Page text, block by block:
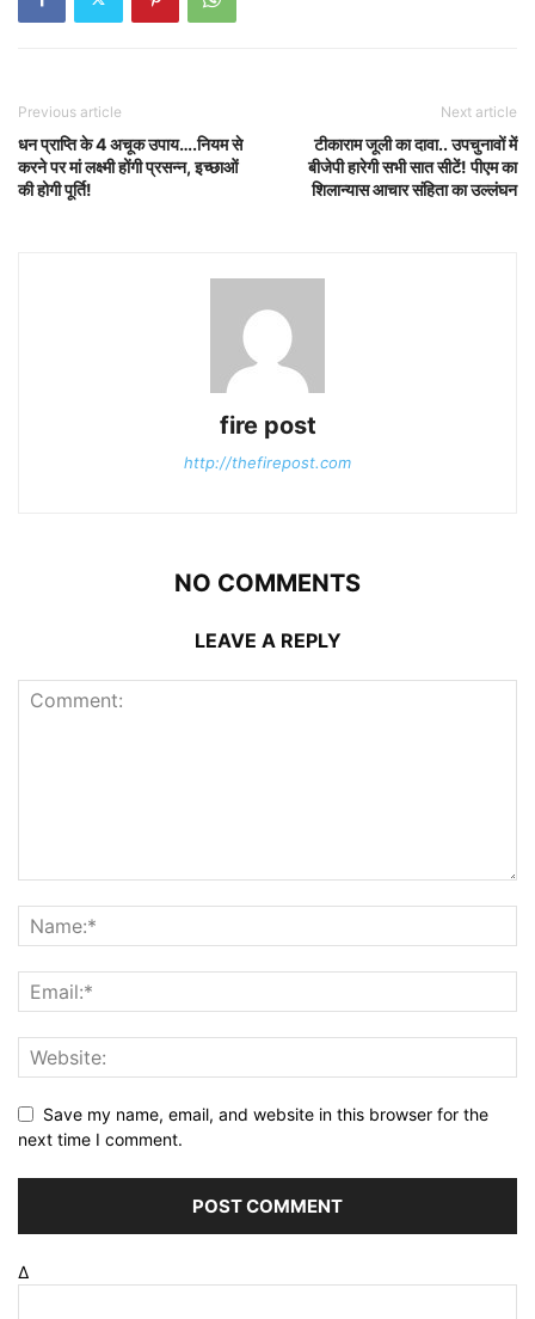
Previous article
धन प्राप्ति के 4 अचूक उपाय….नियम से
करने पर मां लक्ष्मी होंगी प्रसन्न, इच्छाओं
की होगी पूर्ति!
Next article
टीकाराम जूली का दावा.. उपचुनावों में
बीजेपी हारेगी सभी सात सीटें! पीएम का
शिलान्यास आचार संहिता का उल्लंघन
fire post
http://thefirepost.com
NO COMMENTS
LEAVE A REPLY
Save my name, email, and website in this browser for the
next time I comment.
Δ